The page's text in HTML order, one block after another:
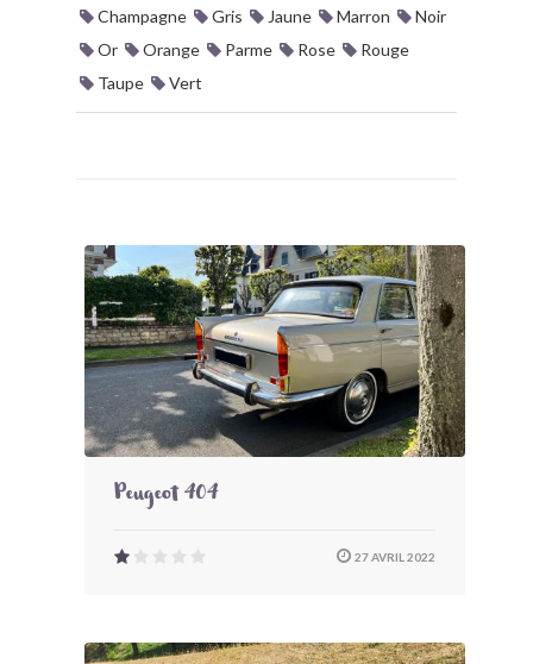
Champagne
Gris Jaune Marron
Noir
Or
Orange Parme Rose
Rouge
Taupe
Vert
Peugeot 404
27 AVRIL 2022